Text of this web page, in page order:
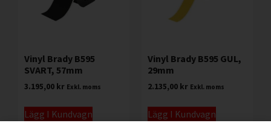
Vinyl Brady B595
SVART, 57mm
3.195,00 kr Exkl. moms
Lägg I Kundvagn
Vinyl Brady B595 GUL,
29mm
2.135,00 kr Exkl. moms
Lägg I Kundvagn